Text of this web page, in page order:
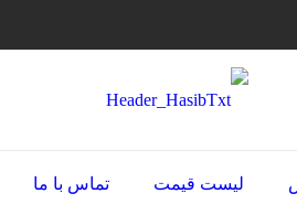
لیست قیمت تماس با ما